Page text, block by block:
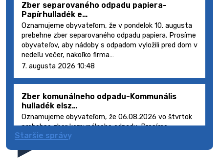
Zber separovaného odpadu papiera-
Papírhulladék e…
Oznamujeme obyvateľom, že v pondelok 10. augusta
prebehne zber separovaného odpadu papiera. Prosíme
obyvateľov, aby nádoby s odpadom vyložili pred dom v
nedeľu večer, nakoľko firma…
7. augusta 2026 10:48
Zber komunálneho odpadu-Kommunális
hulladék elsz…
Oznamujeme obyvateľom, že 06.08.2026 vo štvrtok
prebehne zber komunálneho odpadu. Prosíme
obyvateľov, aby smetné nádoby s odpadom vyložili
5. augusta 2026 08:41
Staršie správy